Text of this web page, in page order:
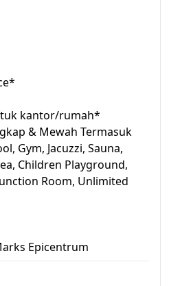
kantor/rumah*
& Mewah Termasuk
Gym, Jacuzzi, Sauna,
Children Playground,
Room, Unlimited
Epicentrum